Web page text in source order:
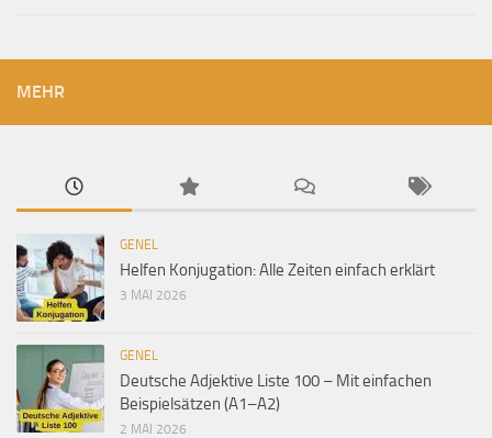
MEHR
GENEL
Helfen Konjugation: Alle Zeiten einfach erklärt
3 MAI 2026
GENEL
Deutsche Adjektive Liste 100 – Mit einfachen
Beispielsätzen (A1–A2)
2 MAI 2026